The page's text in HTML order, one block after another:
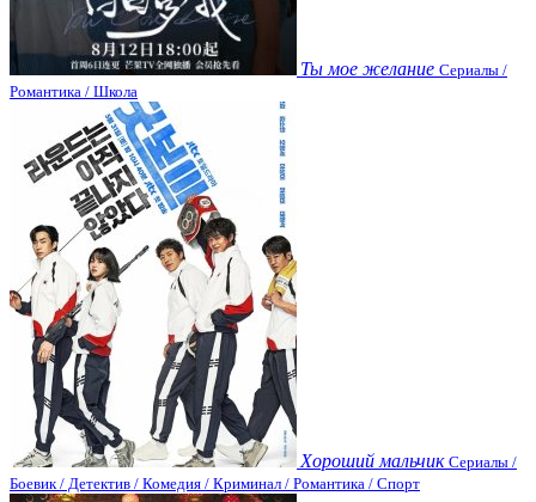
Ты мое желание Сериалы /
Романтика / Школа
Хороший мальчик Сериалы /
Боевик / Детектив / Комедия / Криминал / Романтика / Спорт